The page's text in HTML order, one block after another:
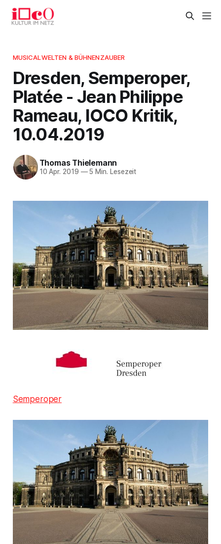
MUSICALWELTEN & BÜHNENZAUBER
Dresden, Semperoper,
Platée - Jean Philippe
Rameau, IOCO Kritik,
10.04.2019
Thomas Thielemann
10 Apr. 2019 —5 Min. Lesezeit
Semperoper